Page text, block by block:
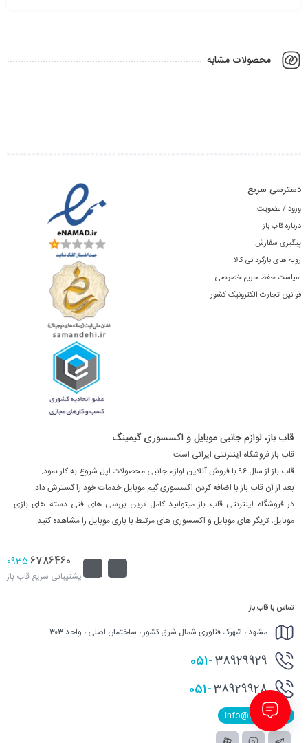
محصولات مشابه
دسترسی سریع
ورود / عضویت
درباره قاب باز
پیگیری سفارش
رویه های بازگردانی کالا
سیاست حفظ حریم خصوصی
قوانین تجارت الکترونیک کشور
قاب باز، لوازم جانبی موبایل و اکسسوری گیمینگ
قاب باز فروشگاه اینترنتی ایرانی است.
قاب باز از سال ۹۶ با فروش آنلاین لوازم جانبی محصولات اپل شروع به کار نمود.
بعد از آن قاب باز با اضافه کردن اکسسوری گیم موبایل خدمات خود را گسترش داد.
در فروشگاه اینترنتی قاب باز میتوانید کامل ترین بررسی های فنی دسته های بازی
موبایل، تریگر های موبایل و اکسسوری های مرتبط با بازی موبایل را مشاهده کنید.
6786460
0935
پشتیبانی سریع قاب باز
تماس با قاب باز
مشهد ، شهرک فناوری شمال شرق کشور ، ساختمان اصلی ، واحد ۳۰۳
051-38929929
051-38929928
info@Qabbaz.ir